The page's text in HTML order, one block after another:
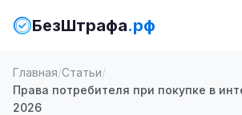
БезШтрафа.рф
Главная Статьи
Права потребителя при покупке в
2026